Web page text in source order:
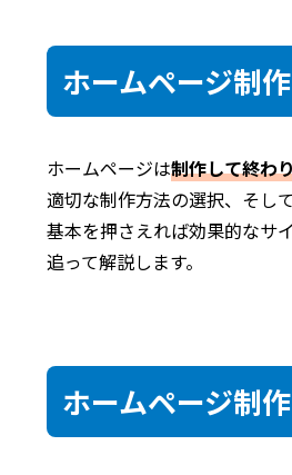
ホームページ制
ホームページは制作して終わ
適切な制作方法の選択、そし
基本を押さえれば効果的なサ
追って解説します。
ホームページ制